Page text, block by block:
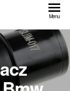
Menu